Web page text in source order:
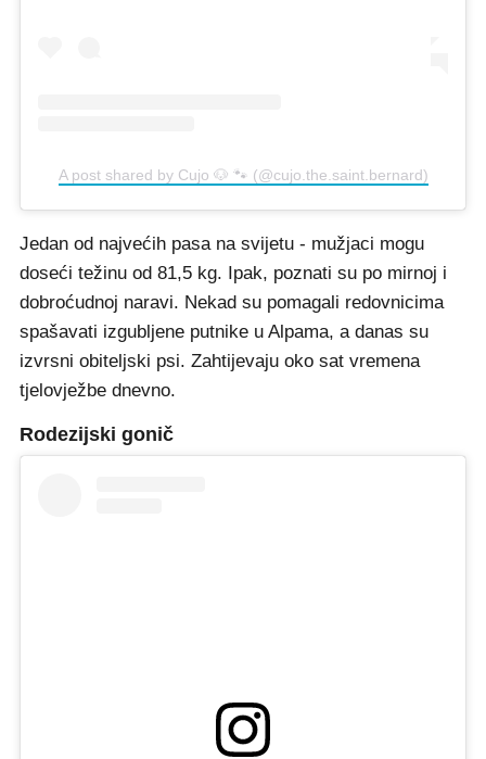
A post shared by Cujo 🐶 🐾 (@cujo.the.saint.bernard)
Jedan od najvećih pasa na svijetu - mužjaci mogu
doseći težinu od 81,5 kg. Ipak, poznati su po mirnoj i
dobroćudnoj naravi. Nekad su pomagali redovnicima
spašavati izgubljene putnike u Alpama, a danas su
izvrsni obiteljski psi. Zahtijevaju oko sat vremena
tjelovježbe dnevno.
Rodezijski gonič